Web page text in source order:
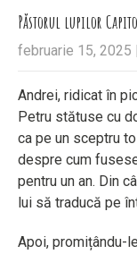
Păstorul lupilor
februarie 15, 2025 |
Andrei, ridicat în
Petru stătuse cu
ca pe un sceptru
despre cum
pentru un an. Din
lui să traducă pe
Apoi, promițându-